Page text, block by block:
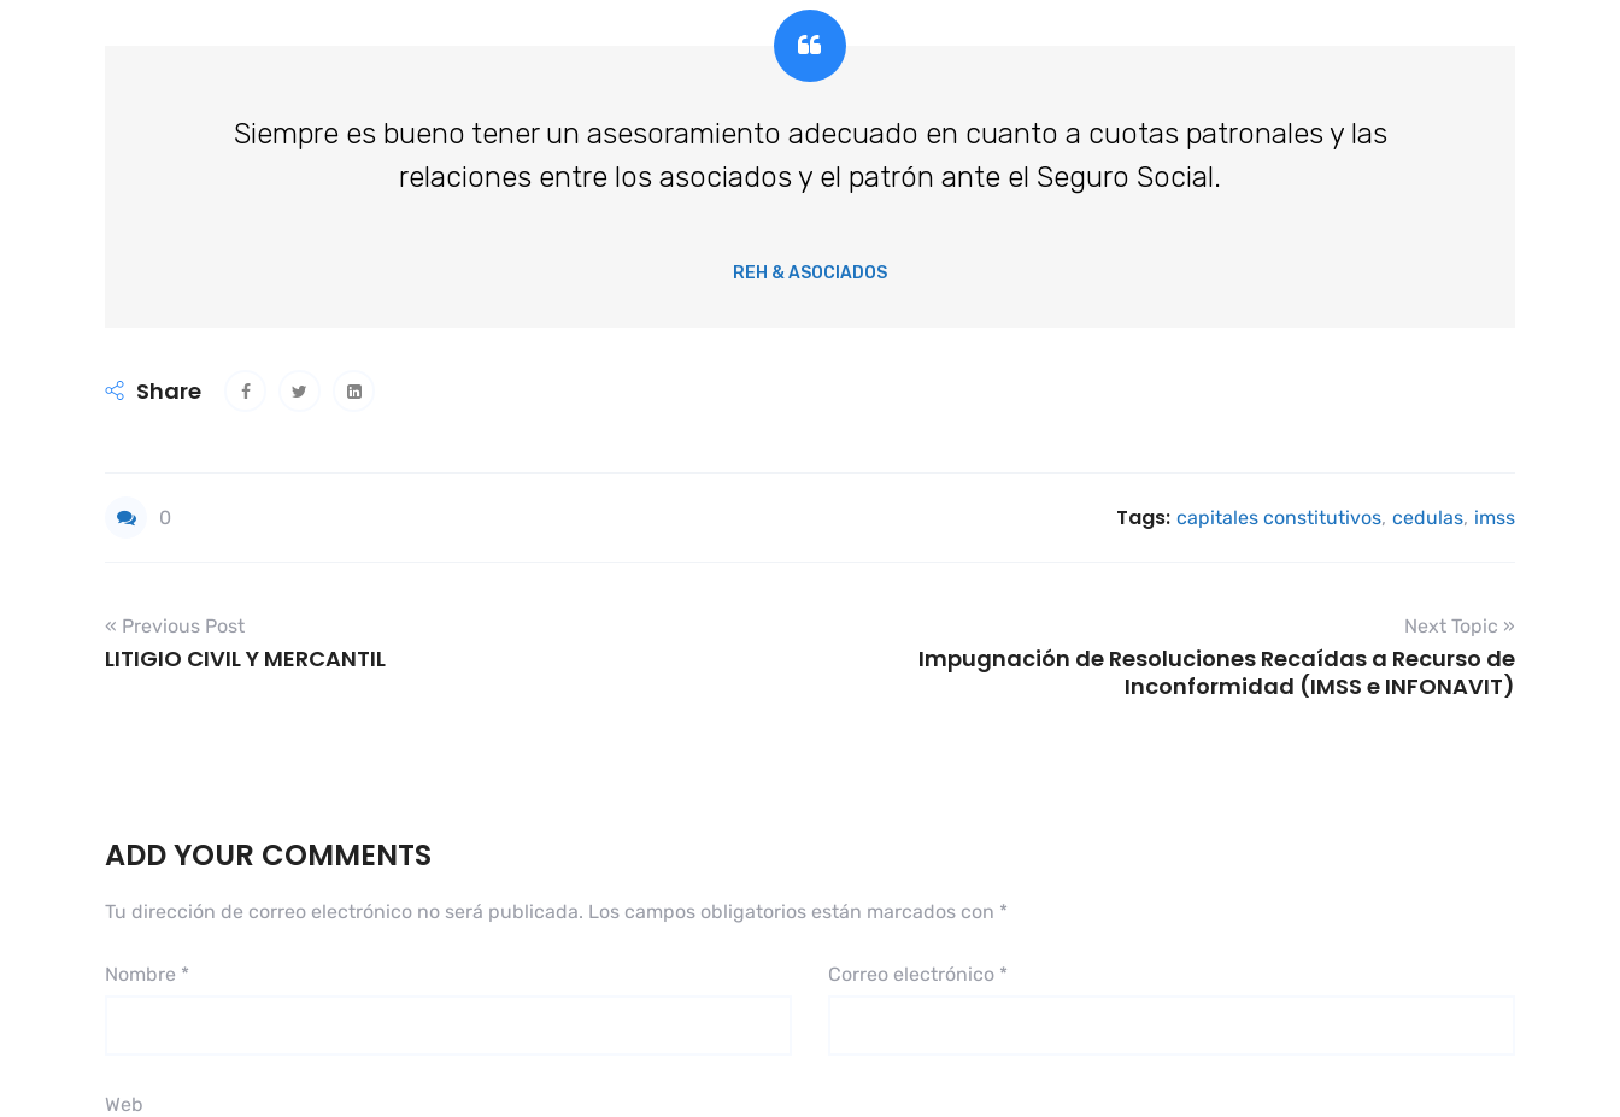
Siempre es bueno tener un asesoramiento adecuado en cuanto a cuotas patronales y las
relaciones entre los asociados y el patrón ante el Seguro Social.
REH & ASOCIADOS
Share
0 Tags: capitales constitutivos, cedulas, imss
« Previous Post
LITIGIO CIVIL Y MERCANTIL
Next Topic »
Impugnación de Resoluciones Recaídas a Recurso de
Inconformidad (IMSS e INFONAVIT)
ADD YOUR COMMENTS
Tu dirección de correo electrónico no será publicada. Los campos obligatorios están marcados con *
Nombre * Correo electrónico *
Web